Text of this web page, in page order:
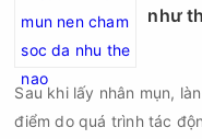
như
Sau khi lấy nhân mụn,
điểm do quá trình tác